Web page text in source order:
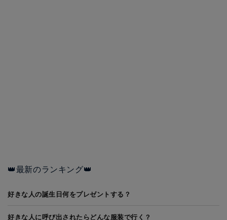
👑最新のランキング👑
好きな人の誕生日何をプレゼントする？
好きな人に呼び出されたらどんな服装で行く？